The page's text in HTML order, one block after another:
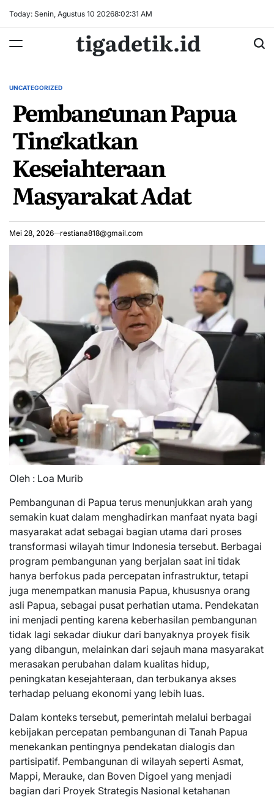
Today: Senin, Agustus 10 20268:02:31 AM
tigadetik.id
POSTED
UNCATEGORIZED
Pembangunan Papua
Tingkatkan
Kesejahteraan
Masyarakat Adat
Mei 28, 2026 restiana818@gmail.com
Oleh : Loa Murib
Pembangunan di Papua terus menunjukkan arah yang
semakin kuat dalam menghadirkan manfaat nyata bagi
masyarakat adat sebagai bagian utama dari proses
transformasi wilayah timur Indonesia tersebut. Berbagai
program pembangunan yang berjalan saat ini tidak
hanya berfokus pada percepatan infrastruktur, tetapi
juga menempatkan manusia Papua, khususnya orang
asli Papua, sebagai pusat perhatian utama. Pendekatan
ini menjadi penting karena keberhasilan pembangunan
tidak lagi sekadar diukur dari banyaknya proyek fisik
yang dibangun, melainkan dari sejauh mana masyarakat
merasakan perubahan dalam kualitas hidup,
peningkatan kesejahteraan, dan terbukanya akses
terhadap peluang ekonomi yang lebih luas.
Dalam konteks tersebut, pemerintah melalui berbagai
kebijakan percepatan pembangunan di Tanah Papua
menekankan pentingnya pendekatan dialogis dan
partisipatif. Pembangunan di wilayah seperti Asmat,
Mappi, Merauke, dan Boven Digoel yang menjadi
bagian dari Proyek Strategis Nasional ketahanan